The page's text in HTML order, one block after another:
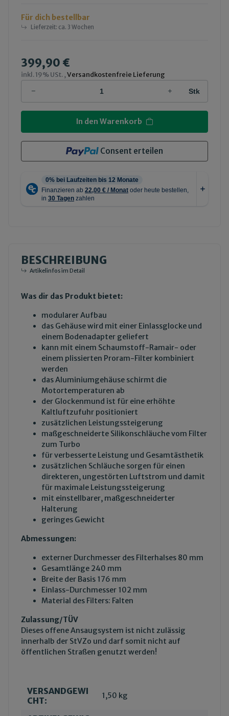
Für dich bestellbar
Lieferzeit: ca. 3 Wochen
399,90 €
inkl. 19% USt. ,Versandkostenfreie Lieferung
Stk
In den Warenkorb
Consent erteilen
BESCHREIBUNG
Artikelinfos im Detail
Was dir das Produkt bietet:
modularer Aufbau
das Gehäuse wird mit einer Einlassglocke und
einem Bodenadapter geliefert
kann mit einem Schaumstoff-Ramair- oder
einem plissierten Proram-Filter kombiniert
werden
das Aluminiumgehäuse schirmt die
Motortemperaturen ab
der Glockenmund ist für eine erhöhte
Kaltluftzufuhr positioniert
zusätzlichen Leistungssteigerung
maßgeschneiderte Silikonschläuche vom Filter
zum Turbo
für verbesserte Leistung und Gesamtästhetik
zusätzlichen Schläuche sorgen für einen
direkteren, ungestörten Luftstrom und damit
für maximale Leistungssteigerung
mit einstellbarer, maßgeschneiderter
Halterung
geringes Gewicht
Abmessungen:
externer Durchmesser des Filterhalses 80 mm
Gesamtlänge 240 mm
Breite der Basis 176 mm
Einlass-Durchmesser 102 mm
Material des Filters: Falten
Zulassung/TÜV
Dieses offene Ansaugsystem ist nicht zulässig
innerhalb der StVZo und darf somit nicht auf
öffentlichen Straßen genutzt werden!
Produkteigenschaft
Wert
VERSANDGEWI
CHT:
1,50 kg